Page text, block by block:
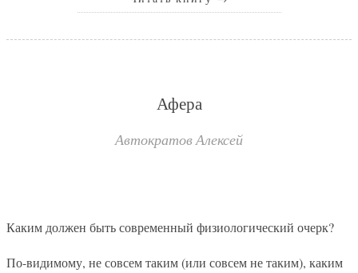
Афера
Автократов Алексей
Каким должен быть современный физиологический очерк?
По-видимому, не совсем таким (или совсем не таким), каким